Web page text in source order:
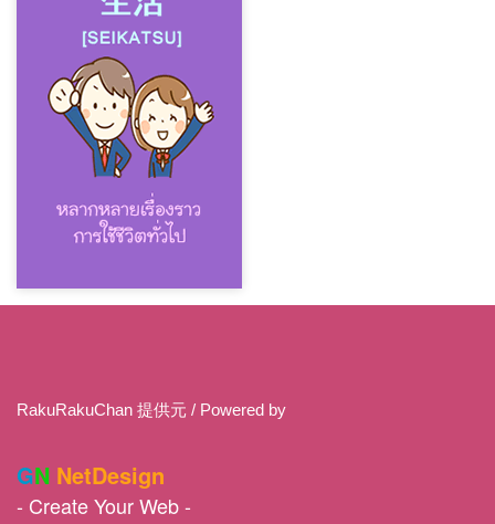
RakuRakuChan 提供元 / Powered by
GN NetDesign
- Create Your Web -